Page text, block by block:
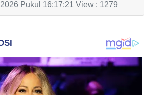
Pukul 16:17:21 View : 1279